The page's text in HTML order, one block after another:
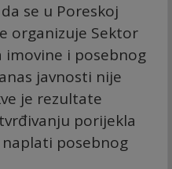
se u Poreskoj
organizuje Sektor
i posebnog
javnosti nije
je rezultate
porijekla
posebnog